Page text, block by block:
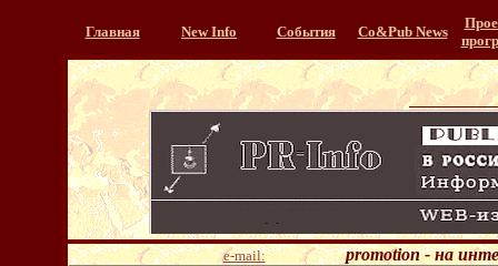
Главная New Info События Со&Pub News
e-mail:
promotion - на